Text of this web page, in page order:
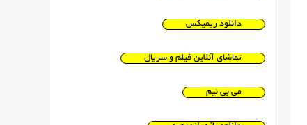
دانلود ریمیکس
تماشای آنلاین فیلم و سریال
می بی نیم